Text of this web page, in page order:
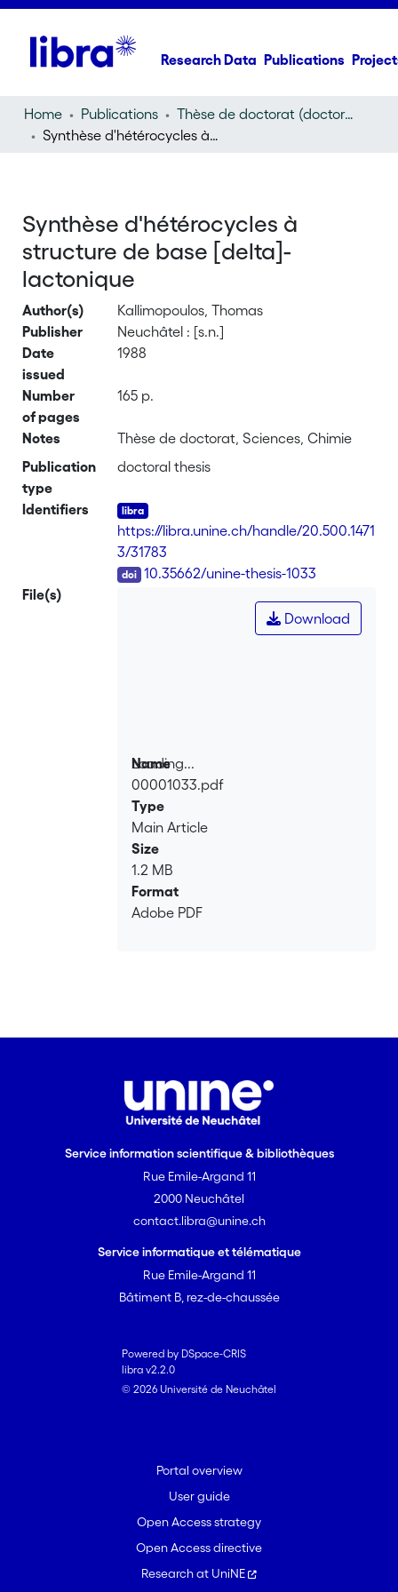
Research Data Publications
Home Publications
Thèse de doctorat (doctoral thesis)
Synthèse d'hétérocycles à structure de base [delta]-lactonique
Synthèse d'hétérocycles à
structure de base [delta]-
lactonique
Author(s)
Kallimopoulos, Thomas
Publisher
Neuchâtel : [s.n.]
Date
issued
1988
Number
of pages
165 p.
Notes
Thèse de doctorat, Sciences, Chimie
Publication
type
doctoral thesis
Identifiers
https://libra.unine.ch/handle/20.500.1471
3/31783
10.35662/unine-thesis-1033
File(s)
Loading...
Loading...
Download
Name
00001033.pdf
Type
Main Article
Size
1.2 MB
Format
Adobe PDF
Service information scientifique & bibliothèques
Rue Emile-Argand 11
2000 Neuchâtel
contact.libra@unine.ch
Service informatique et télématique
Rue Emile-Argand 11
Bâtiment B, rez-de-chaussée
Powered by DSpace-CRIS
libra v2.2.0
© 2026 Université de Neuchâtel
Portal overview
User guide
Open Access strategy
Open Access directive
Research at UniNE